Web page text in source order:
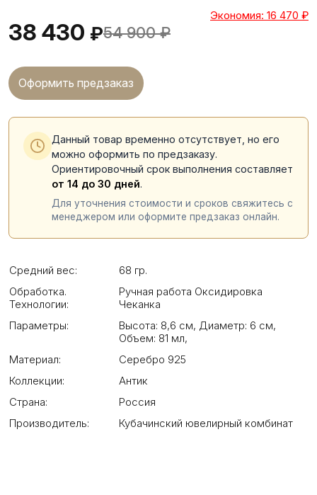
38 430 ₽54 900 ₽
Экономия: 16 470 ₽
Оформить предзаказ
Данный товар временно отсутствует, но его
можно оформить по предзаказу.
Ориентировочный срок выполнения составляет
от 14 до 30 дней.
Для уточнения стоимости и сроков свяжитесь с
менеджером или оформите предзаказ онлайн.
Средний вес:
68 гр.
Обработка.
Технологии:
Ручная работа Оксидировка
Чеканка
Параметры:
Высота: 8,6 см, Диаметр: 6 см,
Объем: 81 мл,
Материал:
Серебро 925
Коллекции:
Антик
Страна:
Россия
Производитель:
Кубачинский ювелирный комбинат